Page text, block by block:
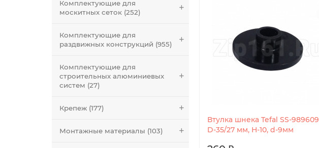
Комплектующие для
москитных сеток (252)
Комплектующие для
раздвижных конструкций (955)
Комплектующие для
строительных алюминиевых
систем (27)
Крепеж (177)
Монтажные материалы (103)
Втулка шнека Tefal SS-989609
D-35/27 мм, Н-10, d-9мм